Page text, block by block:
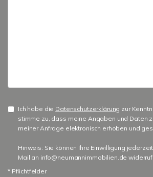
Ich habe die Datenschutzerklärung zur
stimme zu, dass meine Angaben und Daten
meiner Anfrage elektronisch erhoben und
Hinweis: Sie können Ihre Einwilligung
Mail an info@neumannimmobilien.de
* Pflichtfelder